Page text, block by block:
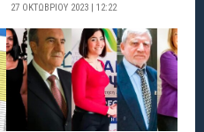
27 ΟΚΤΩΒΡΊΟΥ 2023 | 12:22